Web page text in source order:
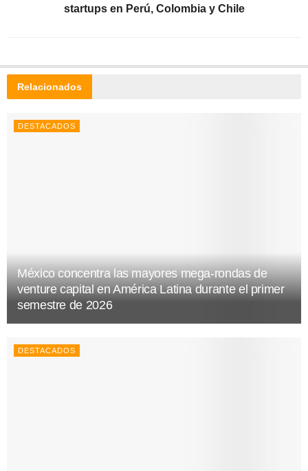
startups en Perú, Colombia y Chile
Relacionados
DESTACADOS
México concentra las mayores mega-rondas de
venture capital en América Latina durante el primer
semestre de 2026
DESTACADOS